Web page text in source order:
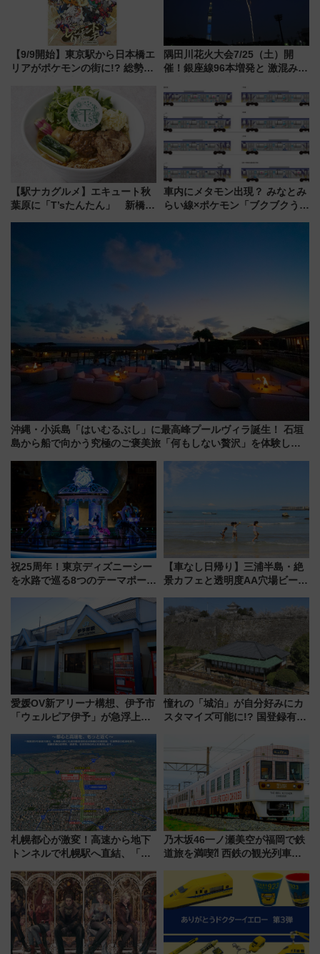
【9/9開始】東京駅から日本橋エ
リアがポケモンの街に!? 総勢
リサーチ」本格謎解き・グッズ
情報まとめ
隅田川花火大会7/25（土）開
催！銀座線96本増発と 激混みの
アクセス攻略法、2万発の花火が
都心の夜に！
【駅ナカグルメ】エキュート秋
葉原に「T’sたんたん」 新橋に
車内にメタモン出現？ みなとみ
らい線×ポケモン「ブクブクうみ
沖縄・小浜島「はいむるぶし」に最高峰プールヴィラ誕生！ 石垣
島から船で向かう究極のご褒美旅「何もしない贅沢」を体験して
祝25周年！東京ディズニーシー
を水路で巡る8つのテーマポート
【車なし日帰り】三浦半島・絶
景カフェと透明度AA穴場ビーチ
用してストレスフリー旅へ行こ
う！
愛媛OV新アリーナ構想、伊予市
「ウェルピア伊予」が急浮上！
で探る鉄道アクセスの未来
憧れの「城泊」が自分好みにカ
スタマイズ可能に!? 国登録有形
にオーダーメイド型の宿泊プラ
札幌都心が激変！高速から地下
トンネルで札幌駅へ直結、「創
から本格着工、延長4.8km整備
事業の全貌
乃木坂46一ノ瀬美空が福岡で鉄
道旅を満喫⁈ 西鉄の観光列車
CHIKUGO」で巡る福岡･太宰
府･柳川の旅！YouTubeが公開
に